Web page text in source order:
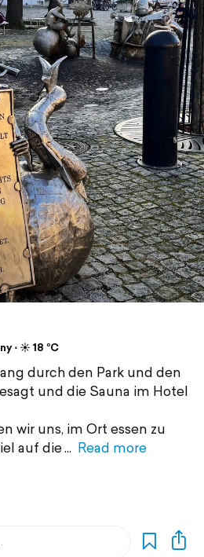
⋅ ☀️ 18 °C
durch den Park und den
und die Sauna im Hotel
wir uns, im Ort essen zu
auf die
Read more